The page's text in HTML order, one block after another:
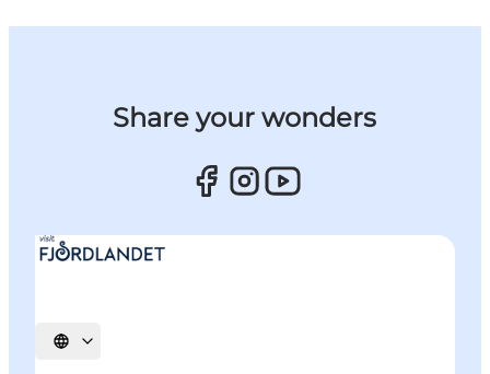
Share your wonders
Vælg sprog